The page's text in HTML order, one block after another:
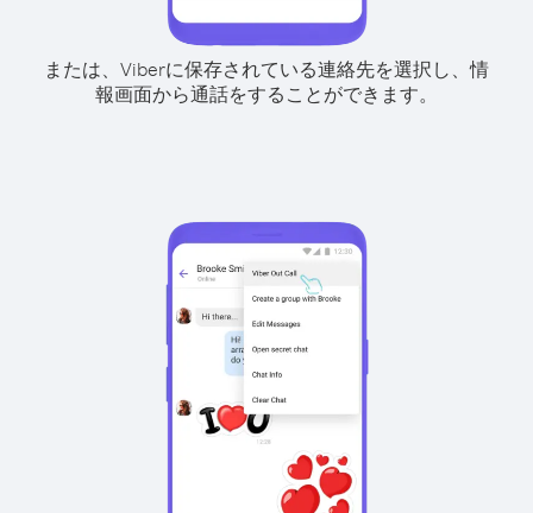
または、Viberに保存されている連絡先を選択し、情
報画面から通話をすることができます。